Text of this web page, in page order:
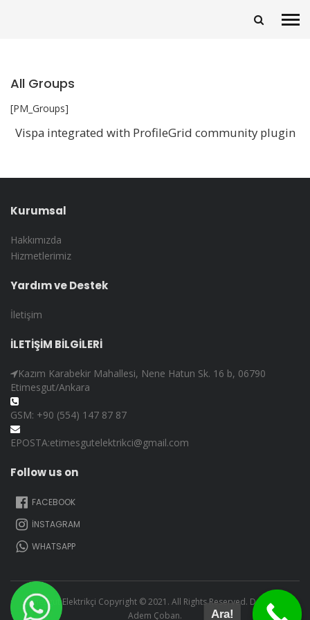
All Groups
[PM_Groups]
Vispa integrated with ProfileGrid community plugin
Kurumsal
Hakkımızda
Hizmetlerimiz
Yardım ve Destek
İletişim
İLETİŞİM BİLGİLERİ
Kazım Karabekir Mahallesi, Nene Hatun Sk. 16 b, 06790
Etimesgut/Ankara
GSM: +90 (554) 147 87 87
EPOSTA:etimesgutelektrikci@gmail.com
Follow us on
FACEBOOK
İNSTAGRAM
WHATSAPP
Etimesgut Elektrikçi Copyright © 2021. All Rights Reserved. Design By
Adem Çoban.
Ara!